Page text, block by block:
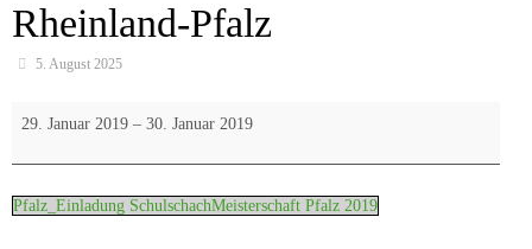
Rheinland-Pfalz
5. August 2025
Schulschachmeisterschaften
Pfalz
29. Januar 2019 – 30. Januar 2019
Pfalz_Einladung SchulschachMeisterschaft Pfalz 2019